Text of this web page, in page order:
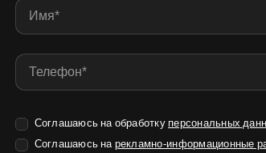
Соглашаюсь на обработку персональных
Соглашаюсь на рекламно-информационные